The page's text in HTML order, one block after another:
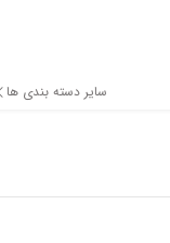
سایر دسته بندی ها